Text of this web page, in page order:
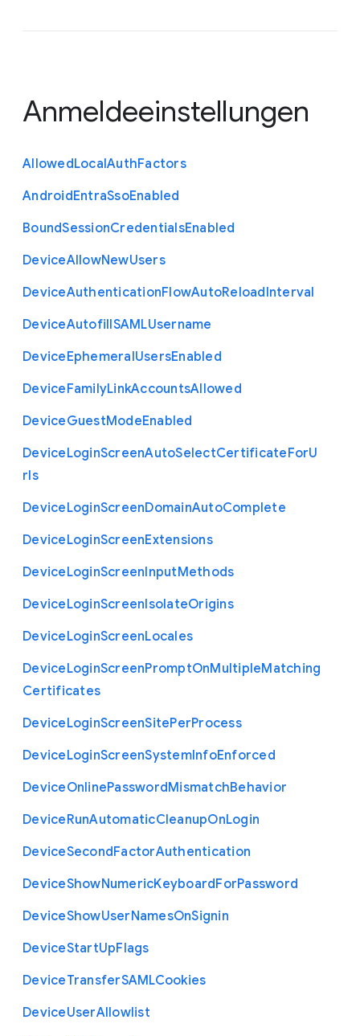
Anmeldeeinstellungen
AllowedLocalAuthFactors
AndroidEntraSsoEnabled
BoundSessionCredentialsEnabled
DeviceAllowNewUsers
DeviceAuthenticationFlowAutoReloadInterval
DeviceAutofillSAMLUsername
DeviceEphemeralUsersEnabled
DeviceFamilyLinkAccountsAllowed
DeviceGuestModeEnabled
DeviceLoginScreenAutoSelectCertificateForU
rls
DeviceLoginScreenDomainAutoComplete
DeviceLoginScreenExtensions
DeviceLoginScreenInputMethods
DeviceLoginScreenIsolateOrigins
DeviceLoginScreenLocales
DeviceLoginScreenPromptOnMultipleMatching
Certificates
DeviceLoginScreenSitePerProcess
DeviceLoginScreenSystemInfoEnforced
DeviceOnlinePasswordMismatchBehavior
DeviceRunAutomaticCleanupOnLogin
DeviceSecondFactorAuthentication
DeviceShowNumericKeyboardForPassword
DeviceShowUserNamesOnSignin
DeviceStartUpFlags
DeviceTransferSAMLCookies
DeviceUserAllowlist